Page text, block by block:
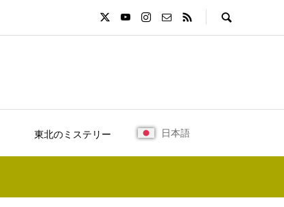
東北のミステリー 日本語